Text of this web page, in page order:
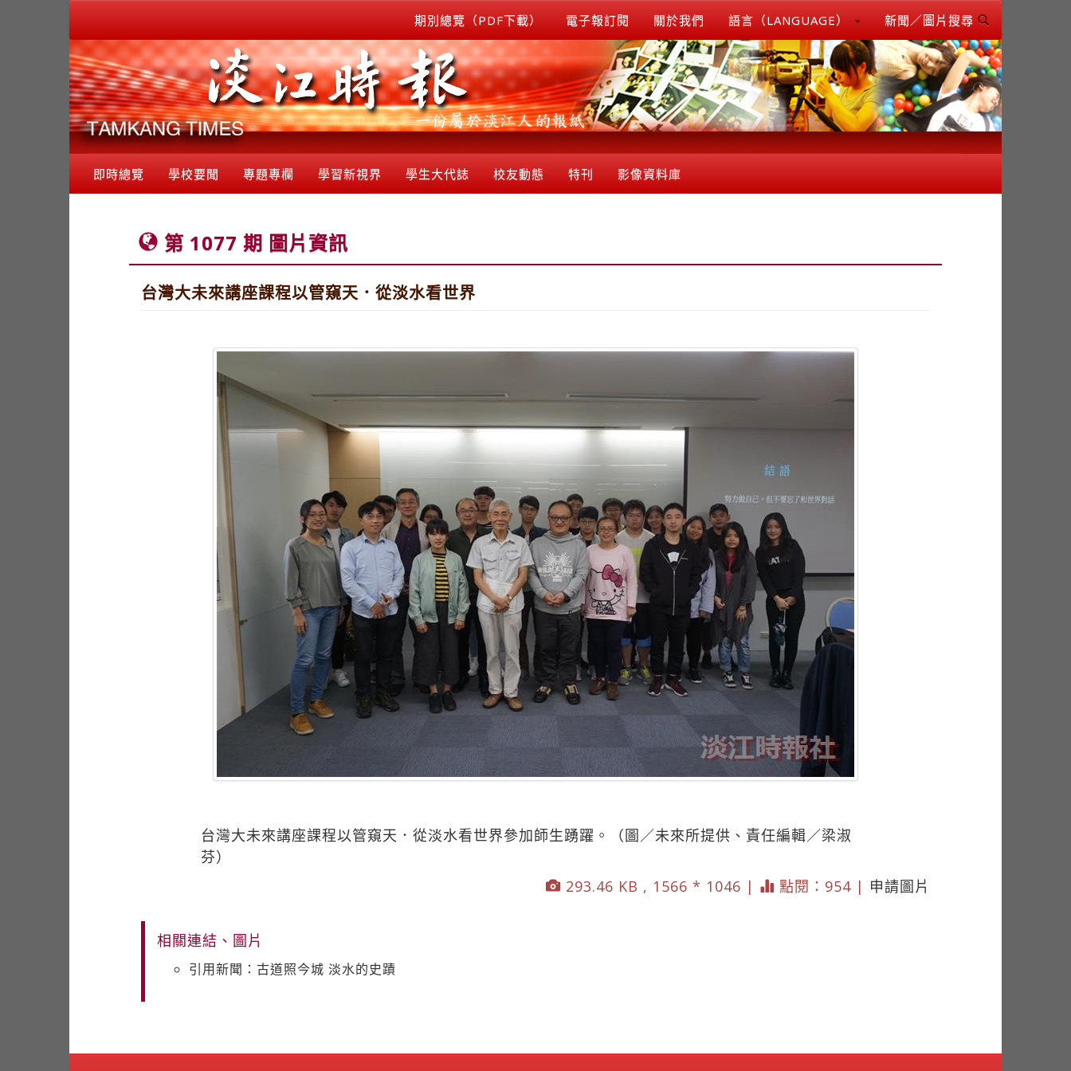
期別總覽（PDF下載） 電子報訂閱 關於我們 語言（LANGUAGE） 新聞／圖片搜尋
即時總覽 學校要聞 專題專欄 學習新視界 學生大代誌 校友動態 特刊 影像資料庫
第 1077 期 圖片資訊
台灣大未來講座課程以管窺天．從淡水看世界
台灣大未來講座課程以管窺天．從淡水看世界參加師生踴躍。（圖／未來所提供、責任編輯／梁淑
芬）
293.46 KB , 1566 * 1046 |
點閱：954 | 申請圖片
相關連結、圖片
引用新聞：古道照今城 淡水的史蹟